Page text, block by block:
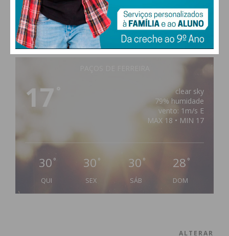
17
clear sky
79% humidade
vento: 1m/s E
MAX 18 • MIN 17
30 °
QUI
30 °
SEX
30 °
SÁB
28 °
DOM
ALTERAR